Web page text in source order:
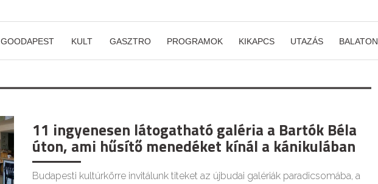
GOODAPEST KULT GASZTRO PROGRAMOK KIKAPCS UTAZÁS BALATON
11 ingyenesen látogatható galéria a Bartók Béla
úton, ami hűsítő menedéket kínál a kánikulában
Budapesti kultúrkörre invitálunk titeket az újbudai galériák paradicsomába, a